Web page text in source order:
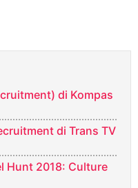
di Kompas
di Trans TV
Hunt 2018: Culture